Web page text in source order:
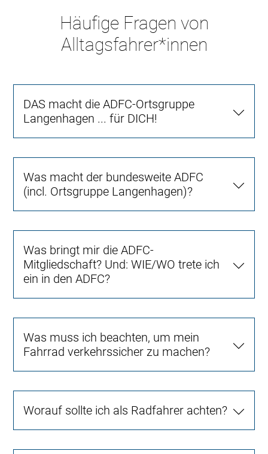
Häufige Fragen von
Alltagsfahrer*innen
DAS macht die ADFC-Ortsgruppe
Langenhagen ... für DICH!
Was macht der bundesweite ADFC
(incl. Ortsgruppe Langenhagen)?
Was bringt mir die ADFC-
Mitgliedschaft? Und: WIE/WO trete ich
ein in den ADFC?
Was muss ich beachten, um mein
Fahrrad verkehrssicher zu machen?
Worauf sollte ich als Radfahrer achten?